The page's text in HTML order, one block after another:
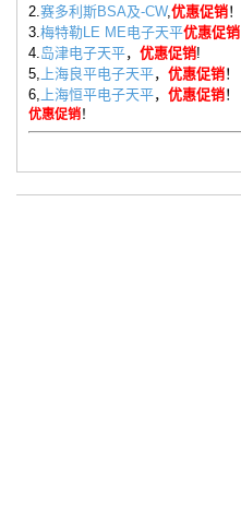
2. 赛多利斯BSA及-CW, 优惠促销！
3. 梅特勒LE ME电子天平优惠促销
4. 岛津电子天平， 优惠促销!
5,
上海良平电子天平， 优惠促销！
6,
上海恒平电子天平， 优惠促销！
优惠促销！